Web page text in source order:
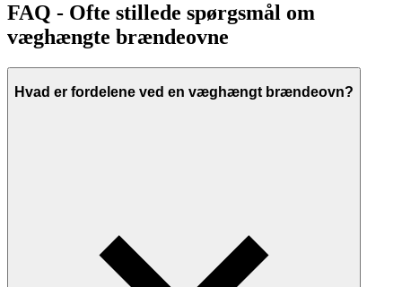
FAQ - Ofte stillede spørgsmål om
væghængte brændeovne
Hvad er fordelene ved en væghængt brændeovn?